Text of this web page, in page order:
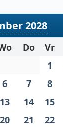
maan
bijgewerkt
2028
Do Vr
1
6 7 8
13 14 15
20 21 22